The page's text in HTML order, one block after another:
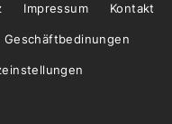
Impressum Kontakt
Geschäftbedinungen